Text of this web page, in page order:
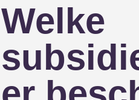
Welke